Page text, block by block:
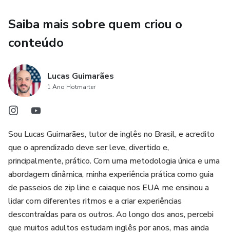
✔ descrever lugares e objetos
✔ participar de conversas básicas com segurança
✔ criar frases completas e corretas usando os principais
O Ultra Fluência – Essentials é o ponto de partida perfeito
para quem quer aprender inglês de forma leve,
descomplicada e consistente — e abre caminho para a
jornada completa rumo à fluência.
Saiba mais sobre quem criou o
conteúdo
Lucas Guimarães
1 Ano Hotmarter
Sou Lucas Guimarães, tutor de inglês no Brasil, e acredito
que o aprendizado deve ser leve, divertido e,
principalmente, prático. Com uma metodologia única e uma
abordagem dinâmica, minha experiência prática como guia
de passeios de zip line e caiaque nos EUA me ensinou a
lidar com diferentes ritmos e a criar experiências
descontraídas para os outros. Ao longo dos anos, percebi
que muitos adultos estudam inglês por anos, mas ainda